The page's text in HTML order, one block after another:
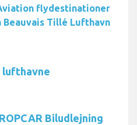
flydestinationer
Tillé Lufthavn
Biludlejning